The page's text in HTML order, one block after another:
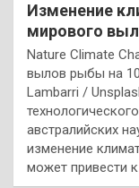
Изменение
мирового
Nature Climate
вылов рыбы на
Lambarri /
австралийских
изменение
может привести